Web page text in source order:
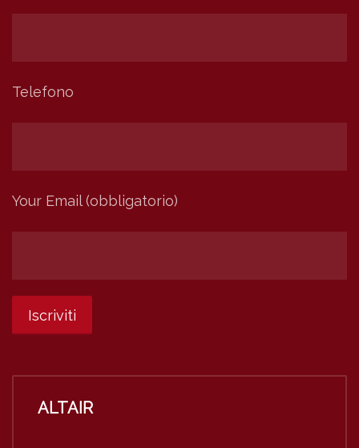
Telefono
Your Email (obbligatorio)
ALTAIR